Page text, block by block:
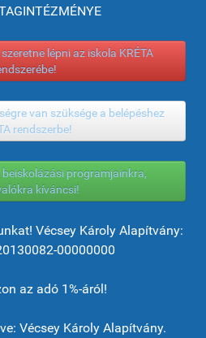
lépni az iskola KRÉTA
van szüksége a belépéshez
rendszerbe!
programjainkra,
kíváncsi!
Vécsey Károly Alapítvány:
00000000
az adó 1%-áról!
Vécsey Károly Alapítvány.